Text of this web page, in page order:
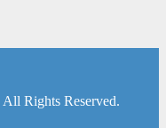
Rights Reserved.